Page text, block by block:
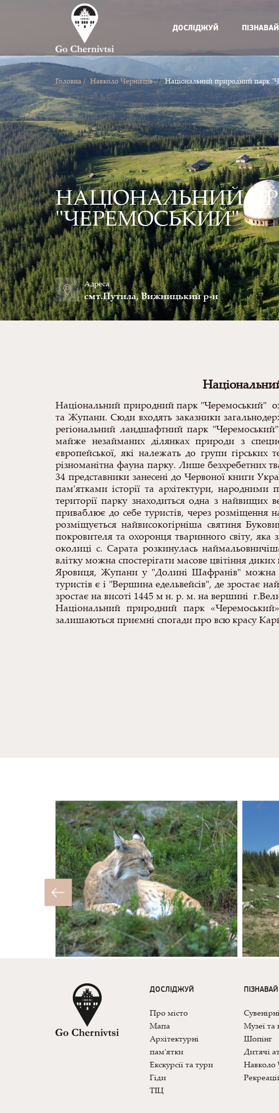
ДОСЛІДЖУЙ ПІЗНАВАЙ
Головна / Навколо Чернівців / Національний природний парк
НАЦІОНАЛЬНИЙ
"ЧЕРЕМОСЬКИЙ"
Адреса
смт.Путила, Вижницький р-н
Національний природний парк "Черемоський"
та Жупани. Сюди входять заказники
регіональний ландшафтний парк
майже незайманих ділянках природи з
європейської, які належать до групи гірських
різноманітна фауна парку. Лише безхребетних
34 представники занесені до Червоної книги
пам'ятками історії та архітектури,
території парку знаходиться одна з
приваблює до себе туристів, через
розміщується найвисокогірніша святиня
покровителя та охоронця тваринного світу,
околиці с. Сарата розкинулась
влітку можна спостерігати масове цвітіння
Яровиця, Жупани у "Долині Шафранів" можна
туристів є і "Вершина едельвейсів", де зростає
зростає на висоті 1445 м н. р. м. на вершині
Національний природний парк
залишаються приємні спогади про всю красу
ДОСЛІДЖУЙ
Про місто
Мапа
Архітектурні
пам'ятки
Екскурсії та тури
Гіди
ТІЦ
ПІЗНАВАЙ
Музеї та
Шопінг
Дитячі
Навколо